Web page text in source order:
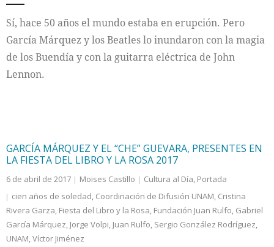
Sí, hace 50 años el mundo estaba en erupción. Pero
García Márquez y los Beatles lo inundaron con la magia
de los Buendía y con la guitarra eléctrica de John
Lennon.
GARCÍA MÁRQUEZ Y EL “CHE” GUEVARA, PRESENTES EN
LA FIESTA DEL LIBRO Y LA ROSA 2017
6 de abril de 2017 Moises Castillo Cultura al Día, Portada
cien años de soledad, Coordinación de Difusión UNAM, Cristina
Rivera Garza, Fiesta del Libro y la Rosa, Fundación Juan Rulfo, Gabriel
García Márquez, Jorge Volpi, Juan Rulfo, Sergio González Rodríguez,
UNAM,Víctor Jiménez